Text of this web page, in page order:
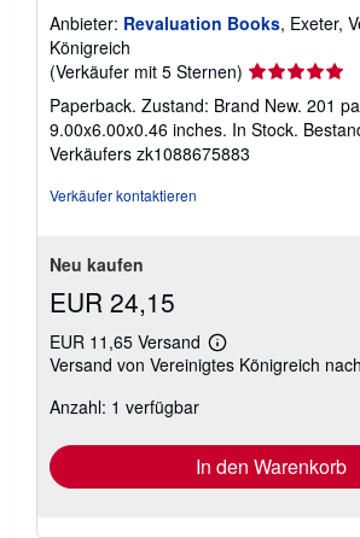
s
e
n
Anbieter: Revaluation Books, Exeter,
Königreich
(Verkäufer mit 5 Sternen)
von
5
Sternen
Paperback. Zustand: Brand New. 201
9.00x6.00x0.46 inches. In Stock.
Verkäufers zk1088675883
Verkäufer kontaktieren
Neu kaufen
EUR 24,15
EUR 11,65 Versand
Weitere
Informationen
Versand von Vereinigtes Königreich
Anzahl: 1 verfügbar
In den Warenkorb